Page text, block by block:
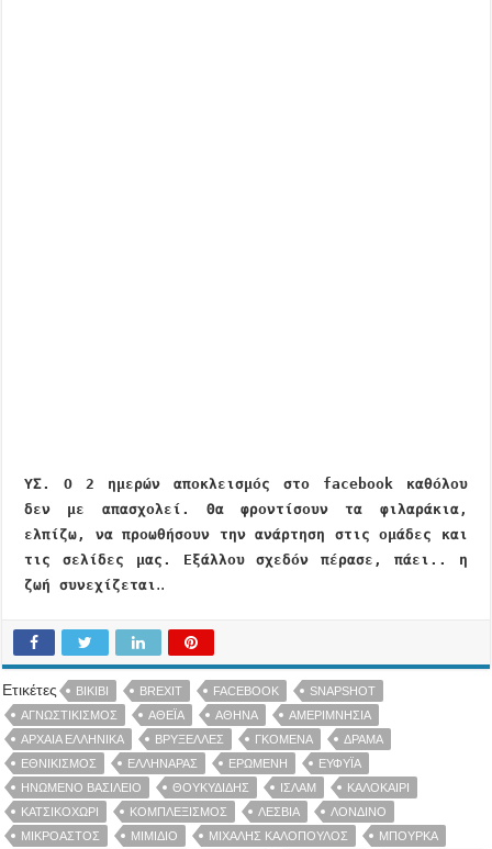
ΥΣ. Ο 2 ημερών αποκλεισμός στο facebook καθόλου
δεν με απασχολεί. Θα φροντίσουν τα φιλαράκια,
ελπίζω, να προωθήσουν την ανάρτηση στις ομάδες και
τις σελίδες μας. Εξάλλου σχεδόν πέρασε, πάει.. η
ζωή συνεχίζεται..
Ετικέτες BIKIBI BREXIT FACEBOOK
SNAPSHOT
ΑΓΝΩΣΤΙΚΙΣΜΌΣ
ΑΘΕΪ́Α ΑΘΉΝΑ
ΑΜΕΡΙΜΝΗΣΊΑ
ΑΡΧΑΊΑ ΕΛΛΗΝΙΚΆ
ΒΡΥΞΈΛΛΕΣ ΓΚΌΜΕΝΑ
ΔΡΑΜΑ
ΕΘΝΙΚΙΣΜΌΣ
ΕΛΛΗΝΆΡΑΣ ΕΡΩΜΈΝΗ
ΕΥΦΥΪ́Α
ΗΝΩΜΈΝΟ ΒΑΣΊΛΕΙΟ
ΘΟΥΚΥΔΊΔΗΣ ΙΣΛΑΜ
ΚΑΛΟΚΑΊΡΙ
ΚΑΤΣΙΚΟΧΏΡΙ
ΚΟΜΠΛΕΞΙΣΜΌΣ ΛΕΣΒΊΑ
ΛΟΝΔΊΝΟ
ΜΙΚΡΟΑΣΤΌΣ
ΜΙΜΊΔΙΟ ΜΙΧΆΛΗΣ ΚΑΛΌΠΟΥΛΟΣ
ΜΠΟΎΡΚΑ